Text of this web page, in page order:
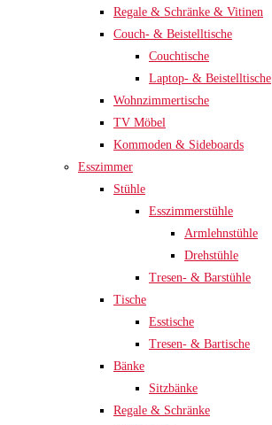
Regale & Schränke & Vitinen
Couch- & Beistelltische
Couchtische
Laptop- & Beistelltische
Wohnzimmertische
TV Möbel
Kommoden & Sideboards
Esszimmer
Stühle
Esszimmerstühle
Armlehnstühle
Drehstühle
Tresen- & Barstühle
Tische
Esstische
Tresen- & Bartische
Bänke
Sitzbänke
Regale & Schränke